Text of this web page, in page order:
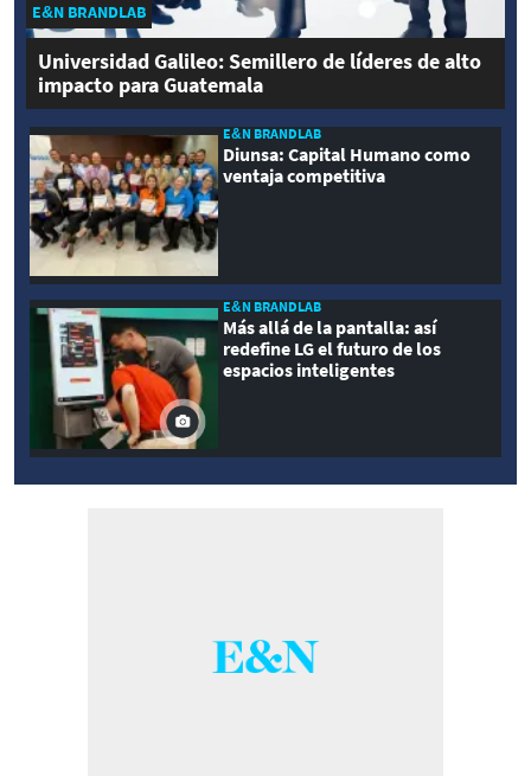
E&N BRANDLAB
Universidad Galileo: Semillero de líderes de alto
impacto para Guatemala
E&N BRANDLAB
Diunsa: Capital Humano como
ventaja competitiva
E&N BRANDLAB
Más allá de la pantalla: así
redefine LG el futuro de los
espacios inteligentes